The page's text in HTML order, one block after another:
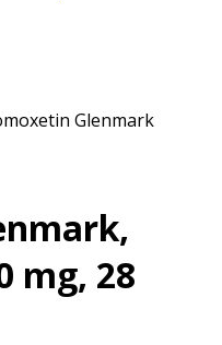
Glenmark
mg, 28